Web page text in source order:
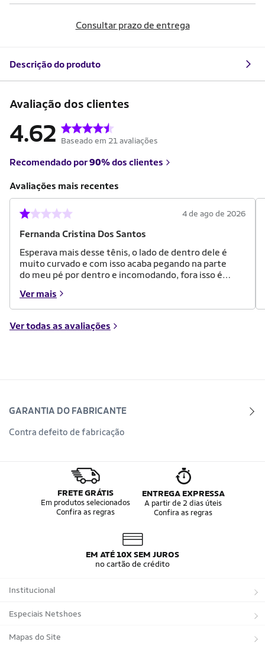
Consultar prazo de entrega
Descrição do produto
Avaliação dos clientes
4.62 Baseado em 21 avaliações
Recomendado por90%dos clientes
Avaliações mais recentes
Fernanda Cristina Dos Santos
4 de ago de 2026
Esperava mais desse tênis, o lado de dentro dele é
muito curvado e com isso acaba pegando na parte
do meu pé por dentro e incomodando, fora isso é
curvada acaba ficando desconfortável.
Ver mais
Ver todas as avaliações
GARANTIA DO FABRICANTE
Contra defeito de fabricação
FRETE GRÁTIS
Em produtos selecionados
Confira as regras
ENTREGA EXPRESSA
A partir de 2 dias úteis
Confira as regras
EM ATÉ 10X SEM JUROS
no cartão de crédito
Institucional
Sobre a Netshoes
Política de Privacidade
Especiais Netshoes
Suplementos
Mapas do Site